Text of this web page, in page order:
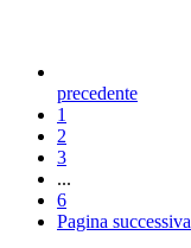
precedente
1
2
3
...
6
Pagina successiva